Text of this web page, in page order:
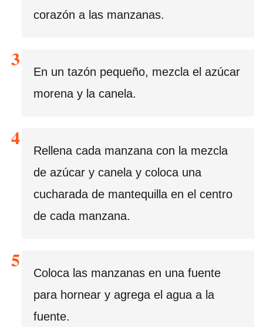
corazón a las manzanas.
En un tazón pequeño, mezcla el azúcar
morena y la canela.
Rellena cada manzana con la mezcla
de azúcar y canela y coloca una
cucharada de mantequilla en el centro
de cada manzana.
Coloca las manzanas en una fuente
para hornear y agrega el agua a la
fuente.